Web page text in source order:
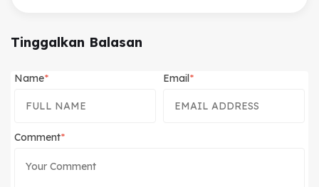
Tinggalkan Balasan
Name Email
Comment